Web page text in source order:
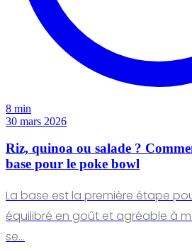
8 min
30 mars 2026
Riz, quinoa ou salade ?
base pour le poke bowl
La base est la première étape
équilibré en goût et agréable à
se…